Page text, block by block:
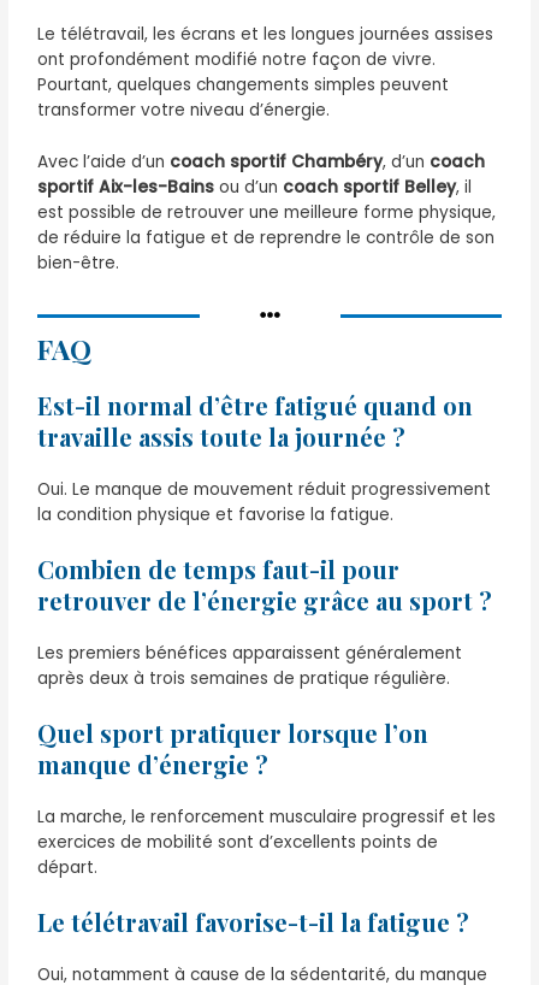
Le télétravail, les écrans et les longues journées assises
ont profondément modifié notre façon de vivre.
Pourtant, quelques changements simples peuvent
transformer votre niveau d’énergie.
Avec l’aide d’un coach sportif Chambéry, d’un coach
sportif Aix-les-Bains ou d’un coach sportif Belley, il
est possible de retrouver une meilleure forme physique,
de réduire la fatigue et de reprendre le contrôle de son
bien-être.
FAQ
Est-il normal d’être fatigué quand on
travaille assis toute la journée ?
Oui. Le manque de mouvement réduit progressivement
la condition physique et favorise la fatigue.
Combien de temps faut-il pour
retrouver de l’énergie grâce au sport ?
Les premiers bénéfices apparaissent généralement
après deux à trois semaines de pratique régulière.
Quel sport pratiquer lorsque l’on
manque d’énergie ?
La marche, le renforcement musculaire progressif et les
exercices de mobilité sont d’excellents points de
départ.
Le télétravail favorise-t-il la fatigue ?
Oui, notamment à cause de la sédentarité, du manque